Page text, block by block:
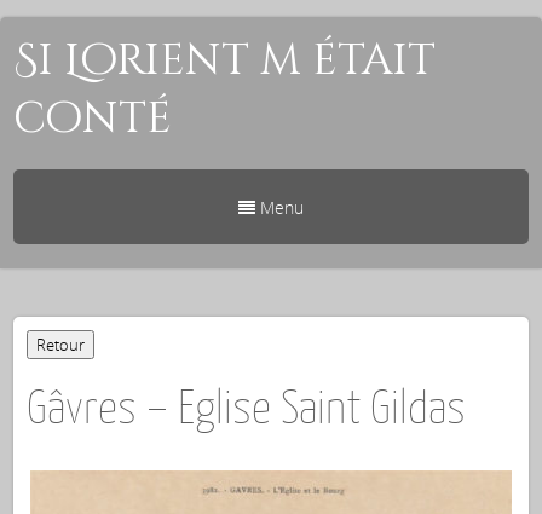
Si Lorient m était
conté
Menu
Gâvres – Eglise Saint Gildas